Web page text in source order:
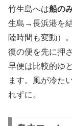
竹生島へは船の
生島→長浜港を
陸時間も変動）
復の便を先に押
早便は比較的ゆ
ます。風が冷た
れずに。